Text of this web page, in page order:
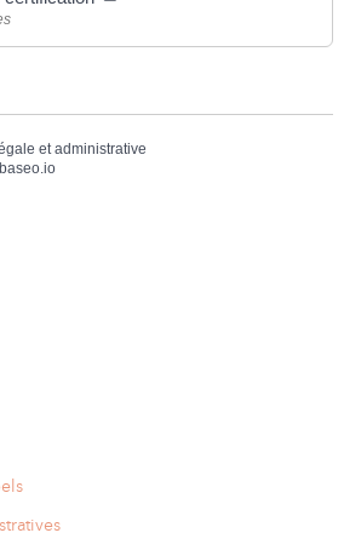
et administrative
baseo.io